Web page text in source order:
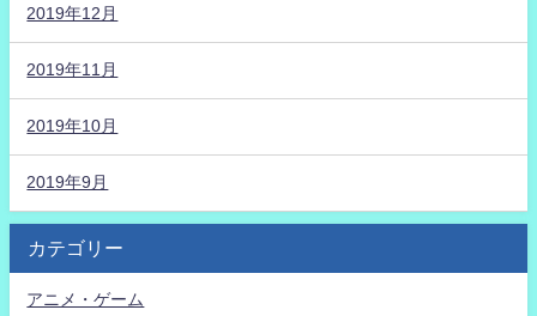
2019年12月
2019年11月
2019年10月
2019年9月
カテゴリー
アニメ・ゲーム